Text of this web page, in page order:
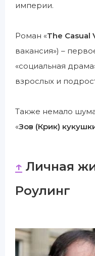
империи.
Роман «The Casual
вакансия») –
«социальная
взрослых и
Также немало
«Зов (Крик)
↑ Личная
Роулинг